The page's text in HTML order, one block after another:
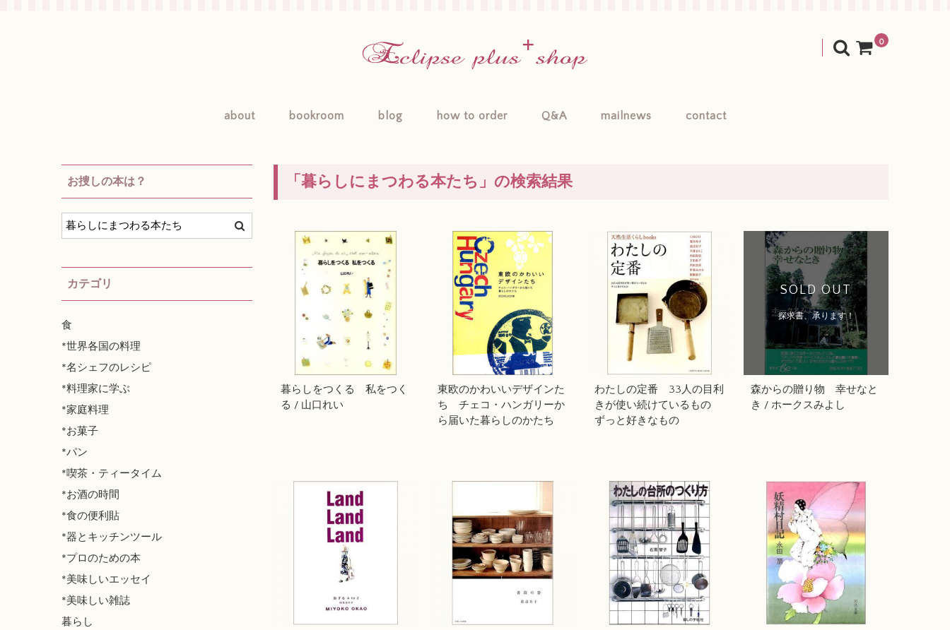
0
about bookroom blog how to order Q&A mailnews contact
「 暮らしにまつわる本たち 」の検索結果
暮らしをつくる 私をつく
る / 山口れい
東欧のかわいいデザインた
ち チェコ・ハンガリーか
ら届いた暮らしのかたち
わたしの定番 33人の目利
きが使い続けているもの
ずっと好きなもの
SOLD OUT
探求書、承ります！
森からの贈り物 幸せなと
き / ホークスみよし
お捜しの本は？
カテゴリ
食
*世界各国の料理
*名シェフのレシピ
*料理家に学ぶ
*家庭料理
*お菓子
*パン
*喫茶・ティータイム
*お酒の時間
*食の便利貼
*器とキッチンツール
*プロのための本
*美味しいエッセイ
*美味しい雑誌
暮らし